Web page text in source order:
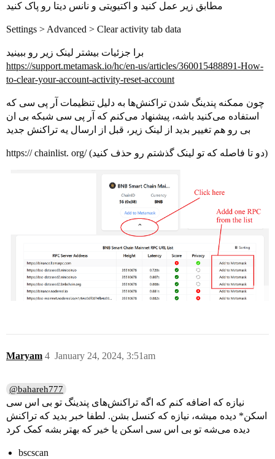
مطابق زیر عمل کنید و اکتیویتی و نانس دیتا رو پاک کنید
Settings > Advanced > Clear activity tab data
برا جزئیات بیشتر لینک زیر رو ببینید
https://support.metamask.io/hc/en-us/articles/360015488891-How-
to-clear-your-account-activity-reset-account
چون ممکنه پندینگ شدن تراکنش‌ها به دلیل تنظیمات آر پی‌ سی‌ که
استفاده می‌کنید باشه، پیشنهاد می‌کنم که آر پی‌ سی‌ شبکه بی‌ ان
بی رو هم تغییر بدید از لینک زیر، قبل از ارسال یه تراکنش جدید
https:// chainlist. org/ (دو تا فاصله که تو لینک گذشتم رو حذف کنید)
Maryam January 24, 2024, 3:51am
4
@bahareh777
نیازه که اضافه کنم که اگه تراکنش‌های پندینگ تو بی‌ اس سی‌
اسکن* دیده میشه، نیازه که کنسل بشن. لطفا خبر بدید که تراکنش
دیده می‌شه تو بی‌ اس سی‌ اسکن یا خیر که بهتر بشه کمک کرد
bscscan